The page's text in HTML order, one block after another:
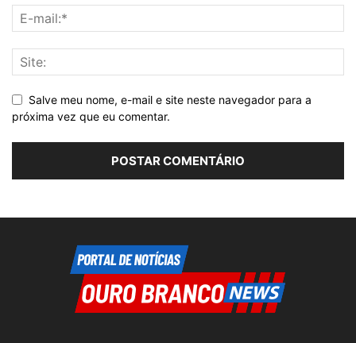
Salve meu nome, e-mail e site neste navegador para a
próxima vez que eu comentar.